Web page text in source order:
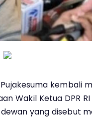
kembali
Wakil Ketua DPR RI
yang disebut